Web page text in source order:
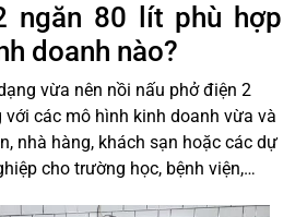
ngăn 80 lít phù hợp
doanh nào?
vừa nên nồi nấu phở điện 2
các mô hình kinh doanh vừa và
nhà hàng, khách sạn hoặc các dự
cho trường học, bệnh viện,…